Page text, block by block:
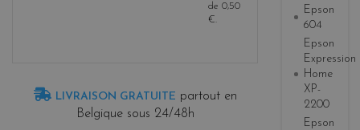
de 0,50
€.
LIVRAISON GRATUITE partout en
Belgique sous 24/48h
Epson
604
Epson
Expression
Home
XP-
2200
Epson